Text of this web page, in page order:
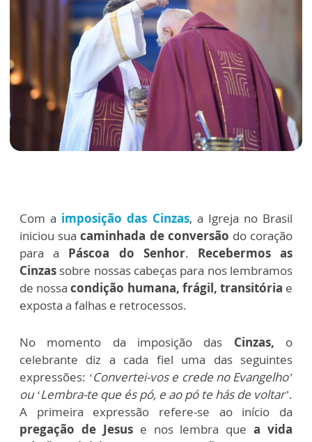
Com a imposição das Cinzas, a Igreja no Brasil
iniciou suacaminhada de conversão do coração
para a Páscoa do Senhor. Recebermos as
Cinzas sobre nossas cabeças para nos lembramos
de nossacondição humana, frágil, transitória e
exposta a falhas e retrocessos.
No momento da imposição das Cinzas, o
celebrante diz a cada fiel uma das seguintes
expressões: ‘Convertei-vos e crede no Evangelho’
ou ‘Lembra-te que és pó, e ao pó te hás de voltar’.
A primeira expressão refere-se ao início da
pregação de Jesus e nos lembra quea vida